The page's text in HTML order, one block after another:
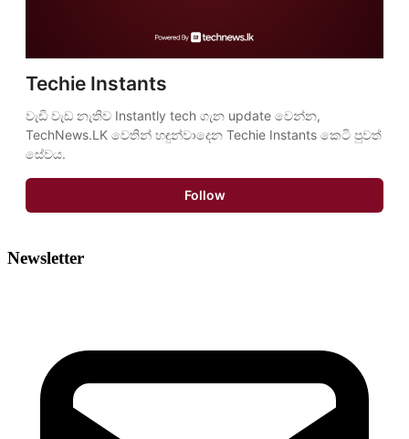
Techie Instants
වැඩි වැඩ නැතිව Instantly tech ගැන update වෙන්න,
TechNews.LK වෙතින් හඳුන්වාදෙන Techie Instants කෙටි පුවත්
සේවය.
Follow
Newsletter